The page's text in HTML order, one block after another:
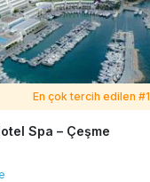
En çok tercih edilen #1
Spa – Çeşme